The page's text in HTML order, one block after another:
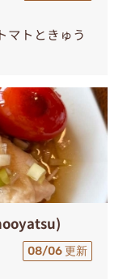
マトときゅう
08/06 更新